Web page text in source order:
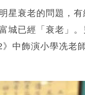
星衰老的問題，
城已經「衰老」
中飾演小學冼老